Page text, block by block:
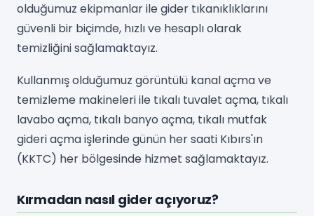
olduğumuz ekipmanlar ile gider tıkanıklıklarını
güvenli bir biçimde, hızlı ve hesaplı olarak
temizliğini sağlamaktayız.
Kullanmış olduğumuz görüntülü kanal açma ve
temizleme makineleri ile tıkalı tuvalet açma, tıkalı
lavabo açma, tıkalı banyo açma, tıkalı mutfak
gideri açma işlerinde günün her saati Kıbırs'ın
(KKTC) her bölgesinde hizmet sağlamaktayız.
Kırmadan nasıl gider açıyoruz?